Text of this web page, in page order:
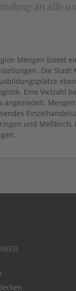
an alle
Mengen bietet
Die
Eine Vielzahl
angesiedelt.
und Meßkirch,